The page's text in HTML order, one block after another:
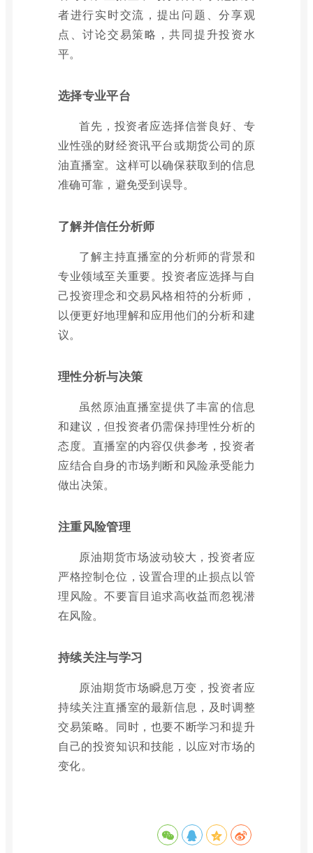
者进行实时交流，提出问题、分享观
点、讨论交易策略，共同提升投资水
平。
选择专业平台
首先，投资者应选择信誉良好、专
业性强的财经资讯平台或期货公司的原
油直播室。这样可以确保获取到的信息
准确可靠，避免受到误导。
了解并信任分析师
了解主持直播室的分析师的背景和
专业领域至关重要。投资者应选择与自
己投资理念和交易风格相符的分析师，
以便更好地理解和应用他们的分析和建
议。
理性分析与决策
虽然原油直播室提供了丰富的信息
和建议，但投资者仍需保持理性分析的
态度。直播室的内容仅供参考，投资者
应结合自身的市场判断和风险承受能力
做出决策。
注重风险管理
原油期货市场波动较大，投资者应
严格控制仓位，设置合理的止损点以管
理风险。不要盲目追求高收益而忽视潜
在风险。
持续关注与学习
原油期货市场瞬息万变，投资者应
持续关注直播室的最新信息，及时调整
交易策略。同时，也要不断学习和提升
自己的投资知识和技能，以应对市场的
变化。